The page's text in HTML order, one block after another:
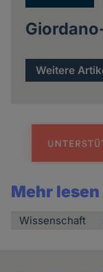
Weitere
Mehr
Wissenschaft